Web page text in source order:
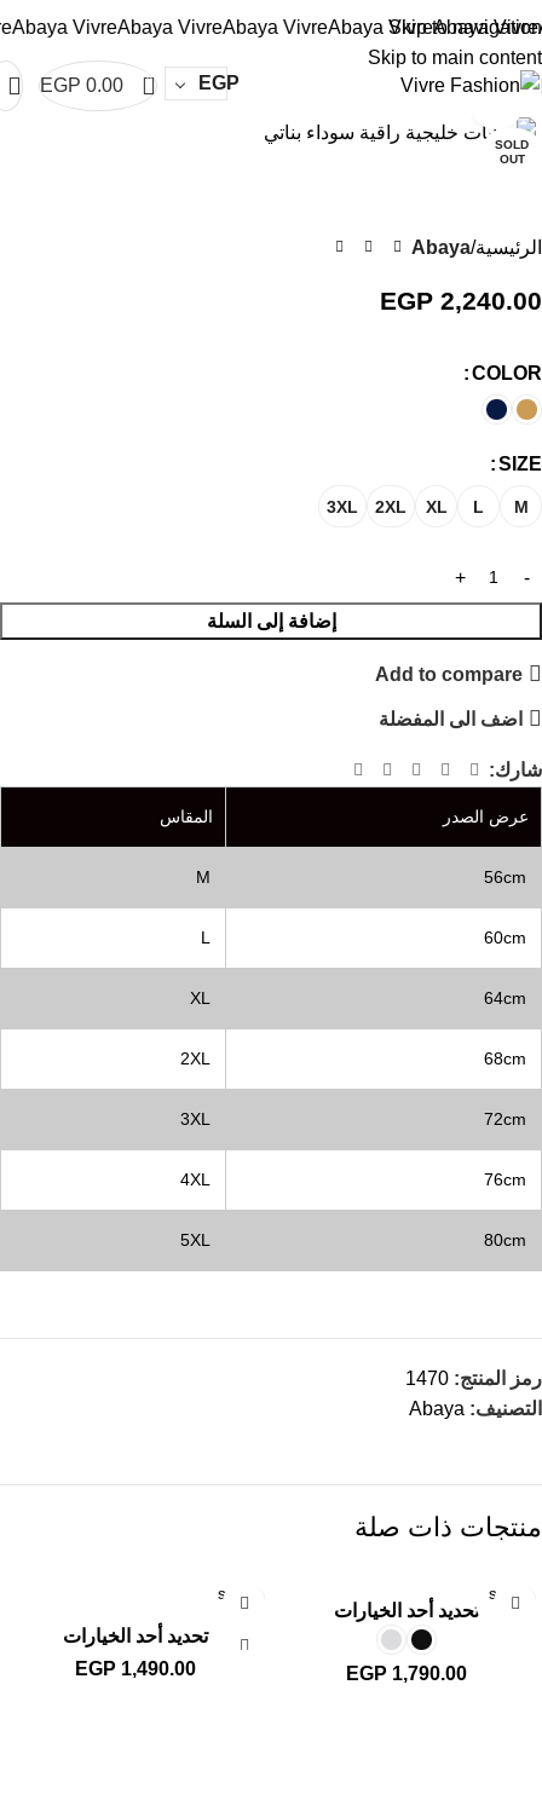
Skip to navigation
Skip to main content
VivreAbaya VivreAbaya VivreAbaya VivreAbaya Vivre
EGP
0
EGP 0.00
SOLD
OUT
الرئيسية Abaya
EGP 2,240.00
عرض الصدر المقاس
56cm
M
60cm
L
64cm
XL
68cm
2XL
72cm
3XL
76cm
4XL
80cm
5XL
COLOR
SIZE
M
L
XL
2XL
3XL
إضافة إلى السلة
Add to compare
اضف الى المفضلة
رمز المنتج: 1470
التصنيف: Abaya
شارك:
منتجات ذات صلة
SOLD
OUT
تحديد أحد الخيارات
EGP 1,790.00
SOLD
OUT
تحديد أحد الخيارات
EGP 1,490.00